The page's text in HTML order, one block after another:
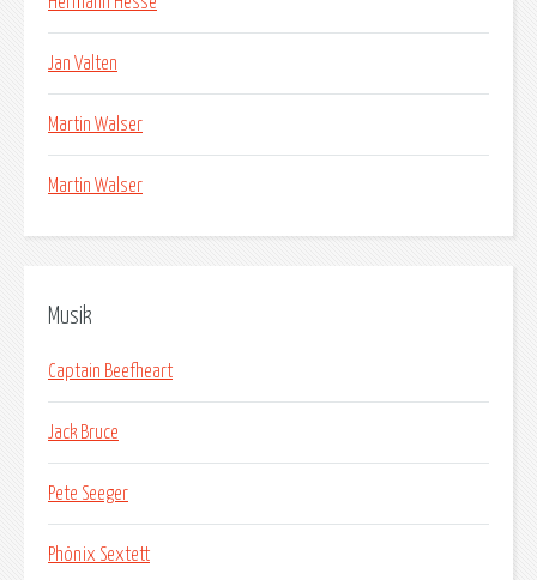
Jan Valten
Martin Walser
Martin Walser
Musik
Captain Beefheart
Jack Bruce
Pete Seeger
Phönix Sextett